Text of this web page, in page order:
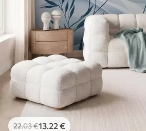
22.03€13 .22 €